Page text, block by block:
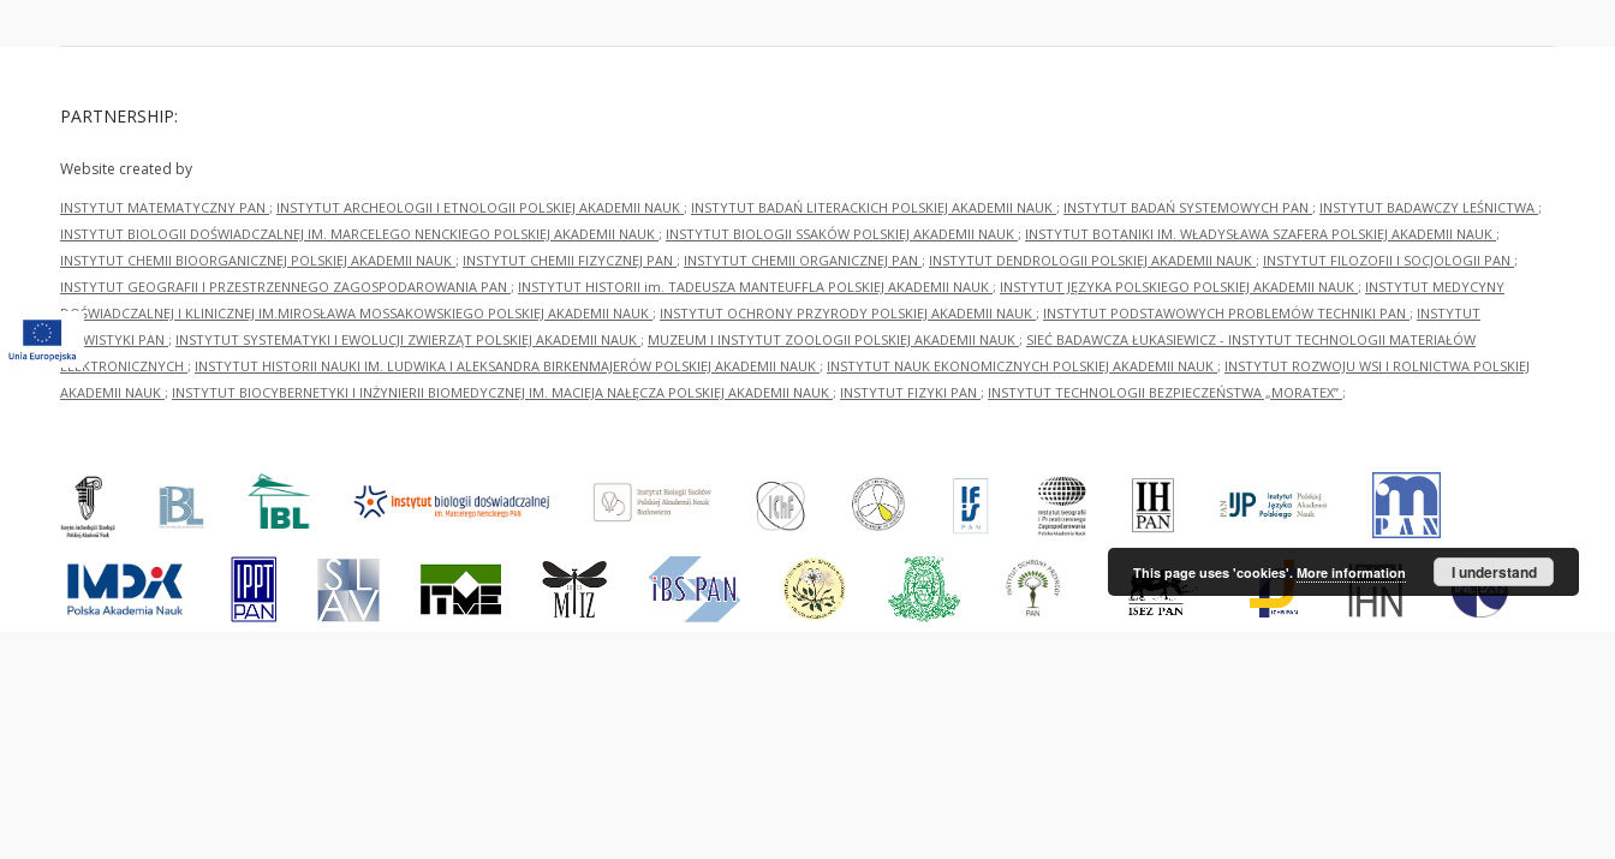
PARTNERSHIP:
Website created by
INSTYTUT MATEMATYCZNY PAN ; INSTYTUT ARCHEOLOGII I ETNOLOGII POLSKIEJ AKADEMII NAUK ; INSTYTUT BADAŃ LITERACKICH POLSKIEJ AKADEMII NAUK ; INSTYTUT BADAŃ SYSTEMOWYCH PAN ; INSTYTUT BADAWCZY LEŚNICTWA ;
INSTYTUT BIOLOGII DOŚWIADCZALNEJ IM. MARCELEGO NENCKIEGO POLSKIEJ AKADEMII NAUK ; INSTYTUT BIOLOGII SSAKÓW POLSKIEJ AKADEMII NAUK ; INSTYTUT BOTANIKI IM. WŁADYSŁAWA SZAFERA POLSKIEJ AKADEMII NAUK ;
INSTYTUT CHEMII BIOORGANICZNEJ POLSKIEJ AKADEMII NAUK ; INSTYTUT CHEMII FIZYCZNEJ PAN ; INSTYTUT CHEMII ORGANICZNEJ PAN ; INSTYTUT DENDROLOGII POLSKIEJ AKADEMII NAUK ; INSTYTUT FILOZOFII I SOCJOLOGII PAN ;
INSTYTUT GEOGRAFII I PRZESTRZENNEGO ZAGOSPODAROWANIA PAN ; INSTYTUT HISTORII im. TADEUSZA MANTEUFFLA POLSKIEJ AKADEMII NAUK ; INSTYTUT JĘZYKA POLSKIEGO POLSKIEJ AKADEMII NAUK ; INSTYTUT MEDYCYNY
DOŚWIADCZALNEJ I KLINICZNEJ IM.MIROSŁAWA MOSSAKOWSKIEGO POLSKIEJ AKADEMII NAUK ; INSTYTUT OCHRONY PRZYRODY POLSKIEJ AKADEMII NAUK ; INSTYTUT PODSTAWOWYCH PROBLEMÓW TECHNIKI PAN ; INSTYTUT
SLAWISTYKI PAN ; INSTYTUT SYSTEMATYKI I EWOLUCJI ZWIERZĄT POLSKIEJ AKADEMII NAUK ; MUZEUM I INSTYTUT ZOOLOGII POLSKIEJ AKADEMII NAUK ; SIEĆ BADAWCZA ŁUKASIEWICZ - INSTYTUT TECHNOLOGII MATERIAŁÓW
ELEKTRONICZNYCH ; INSTYTUT HISTORII NAUKI IM. LUDWIKA I ALEKSANDRA BIRKENMAJERÓW POLSKIEJ AKADEMII NAUK ; INSTYTUT NAUK EKONOMICZNYCH POLSKIEJ AKADEMII NAUK ; INSTYTUT ROZWOJU WSI I ROLNICTWA POLSKIEJ
AKADEMII NAUK ; INSTYTUT BIOCYBERNETYKI I INŻYNIERII BIOMEDYCZNEJ IM. MACIEJA NAŁĘCZA POLSKIEJ AKADEMII NAUK ; INSTYTUT FIZYKI PAN ; INSTYTUT TECHNOLOGII BEZPIECZEŃSTWA „MORATEX” ;
This page uses 'cookies'.More information I understand